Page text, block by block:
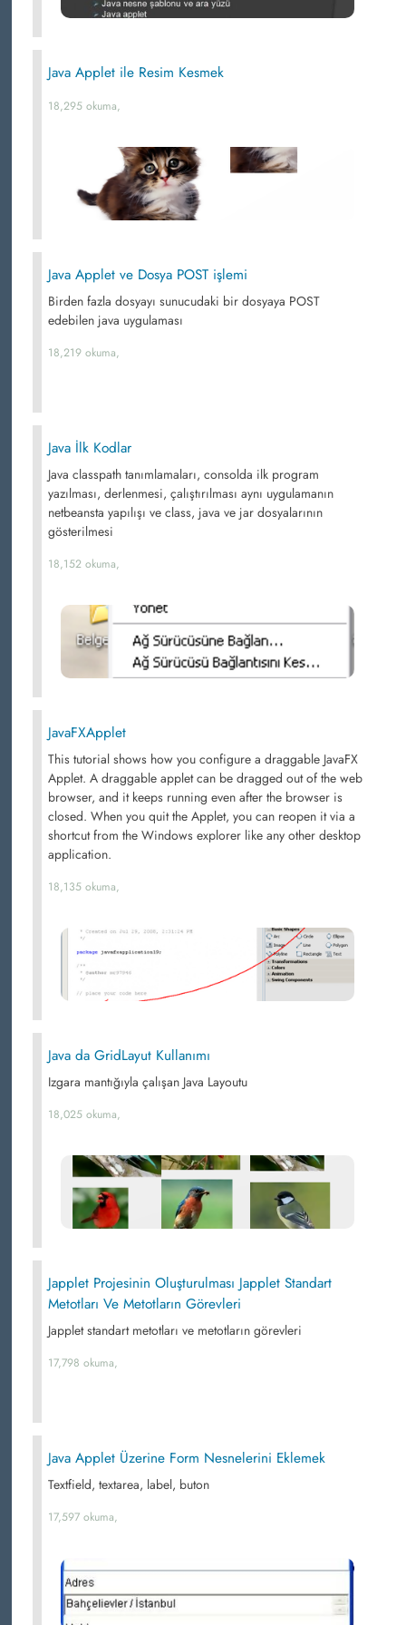
Java Applet ile Resim Kesmek
18,295 okuma,
Java Applet ve Dosya POST işlemi
Birden fazla dosyayı sunucudaki bir dosyaya POST
edebilen java uygulaması
18,219 okuma,
Java İlk Kodlar
Java classpath tanımlamaları, consolda ilk program
yazılması, derlenmesi, çalıştırılması aynı uygulamanın
netbeansta yapılışı ve class, java ve jar dosyalarının
gösterilmesi
18,152 okuma,
JavaFXApplet
This tutorial shows how you configure a draggable JavaFX
Applet. A draggable applet can be dragged out of the web
browser, and it keeps running even after the browser is
closed. When you quit the Applet, you can reopen it via a
shortcut from the Windows explorer like any other desktop
application.
18,135 okuma,
Java da GridLayut Kullanımı
Izgara mantığıyla çalışan Java Layoutu
18,025 okuma,
Japplet Projesinin Oluşturulması Japplet Standart
Metotları Ve Metotların Görevleri
Japplet standart metotları ve metotların görevleri
17,798 okuma,
Java Applet Üzerine Form Nesnelerini Eklemek
Textfield, textarea, label, buton
17,597 okuma,